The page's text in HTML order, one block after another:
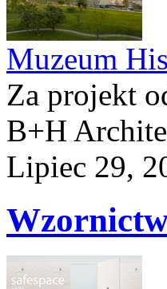
Muzeum
Za projekt
B+H
Lipiec 29,